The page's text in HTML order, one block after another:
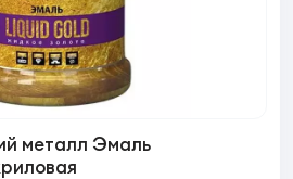
металл Эмаль